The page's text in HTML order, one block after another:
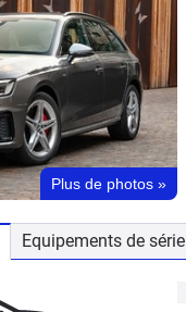
Plus de photos »
Equipements de série